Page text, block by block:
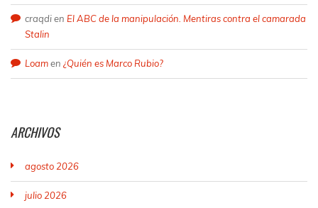
craqdien El ABC de la manipulación. Mentiras contra el camarada
Stalin
Loamen ¿Quién es Marco Rubio?
ARCHIVOS
agosto 2026
julio 2026